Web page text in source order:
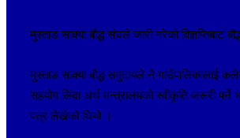
मुस्ताङ साक्या बौद्ध संघले जारी गरेको
मुस्ताङ साक्या बौद्ध समुदायले नै गाउँपालिकालाई
सहयोग लिंदा अर्थ मन्त्रालयको स्वीकृति जरूरी
पत्र लेखेको थियो ।